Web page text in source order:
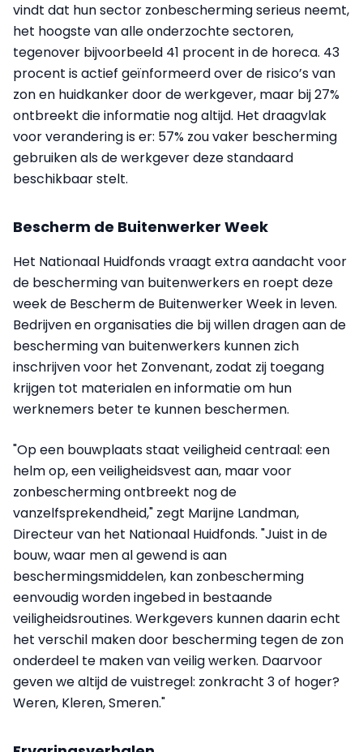
vindt dat hun sector zonbescherming serieus neemt,
het hoogste van alle onderzochte sectoren,
tegenover bijvoorbeeld 41 procent in de horeca. 43
procent is actief geïnformeerd over de risico’s van
zon en huidkanker door de werkgever, maar bij 27%
ontbreekt die informatie nog altijd. Het draagvlak
voor verandering is er: 57% zou vaker bescherming
gebruiken als de werkgever deze standaard
beschikbaar stelt.
Bescherm de Buitenwerker Week
Het Nationaal Huidfonds vraagt extra aandacht voor
de bescherming van buitenwerkers en roept deze
week de Bescherm de Buitenwerker Week in leven.
Bedrijven en organisaties die bij willen dragen aan de
bescherming van buitenwerkers kunnen zich
inschrijven voor het Zonvenant, zodat zij toegang
krijgen tot materialen en informatie om hun
werknemers beter te kunnen beschermen.
"Op een bouwplaats staat veiligheid centraal: een
helm op, een veiligheidsvest aan, maar voor
zonbescherming ontbreekt nog de
vanzelfsprekendheid," zegt Marijne Landman,
Directeur van het Nationaal Huidfonds. "Juist in de
bouw, waar men al gewend is aan
beschermingsmiddelen, kan zonbescherming
eenvoudig worden ingebed in bestaande
veiligheidsroutines. Werkgevers kunnen daarin echt
het verschil maken door bescherming tegen de zon
onderdeel te maken van veilig werken. Daarvoor
geven we altijd de vuistregel: zonkracht 3 of hoger?
Weren, Kleren, Smeren."